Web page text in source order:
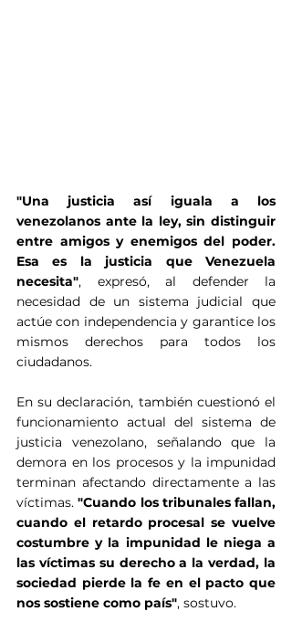
"Una justicia así iguala a los
venezolanos ante la ley, sin distinguir
entre amigos y enemigos del poder.
Esa es la justicia que Venezuela
necesita", expresó, al defender la
necesidad de un sistema judicial que
actúe con independencia y garantice los
mismos derechos para todos los
ciudadanos.
En su declaración, también cuestionó el
funcionamiento actual del sistema de
justicia venezolano, señalando que la
demora en los procesos y la impunidad
terminan afectando directamente a las
víctimas. "Cuando los tribunales fallan,
cuando el retardo procesal se vuelve
costumbre y la impunidad le niega a
las víctimas su derecho a la verdad, la
sociedad pierde la fe en el pacto que
nos sostiene como país", sostuvo.